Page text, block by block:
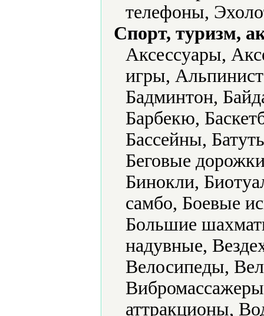
телефоны,
Спорт, туризм,
Аксессуары,
игры,
Бадминтон,
Барбекю,
Бассейны,
Беговые
Бинокли,
самбо, Боевые
Большие
надувные,
Велосипеды,
аттракционы,